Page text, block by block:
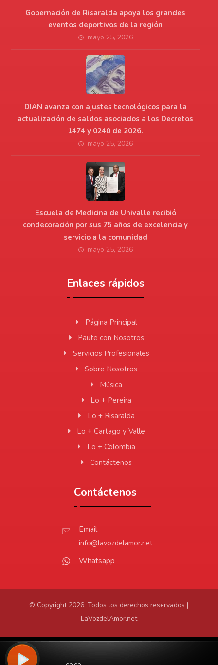
Gobernación de Risaralda apoya los grandes
eventos deportivos de la región
mayo 25, 2026
DIAN avanza con ajustes tecnológicos para la
actualización de saldos asociados a los Decretos
1474 y 0240 de 2026.
mayo 25, 2026
Escuela de Medicina de Univalle recibió
condecoración por sus 75 años de excelencia y
servicio a la comunidad
mayo 25, 2026
Enlaces rápidos
Página Principal
Paute con Nosotros
Servicios Profesionales
Sobre Nosotros
Música
Lo + Pereira
Lo + Risaralda
Lo + Cartago y Valle
Lo + Colombia
Contáctenos
Contáctenos
Email
info@lavozdelamor.net
Whatsapp
© Copyright 2026. Todos los derechos reservados |
LaVozdelAmor.net
Protección de Datos
Desarrollado por